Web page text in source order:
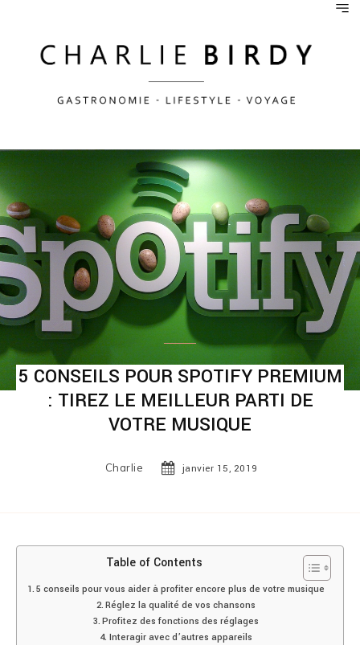
5 CONSEILS POUR SPOTIFY PREMIUM
: TIREZ LE MEILLEUR PARTI DE
VOTRE MUSIQUE
Charlie janvier 15, 2019
Table of Contents
5 conseils pour vous aider à profiter encore plus de votre musique
Réglez la qualité de vos chansons
Profitez des fonctions des réglages
Interagir avec d’autres appareils